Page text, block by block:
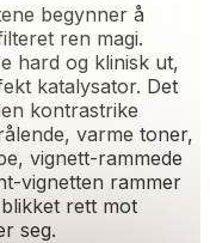
begynner å
ren magi.
hard og klinisk ut,
katalysator. Det
kontrastrike
varme toner,
vignett-rammede
vignetten rammer
rett mot
seg.